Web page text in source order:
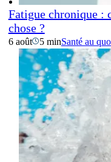
Fatigue chronique :
chose ?
6 août 5 minSanté au